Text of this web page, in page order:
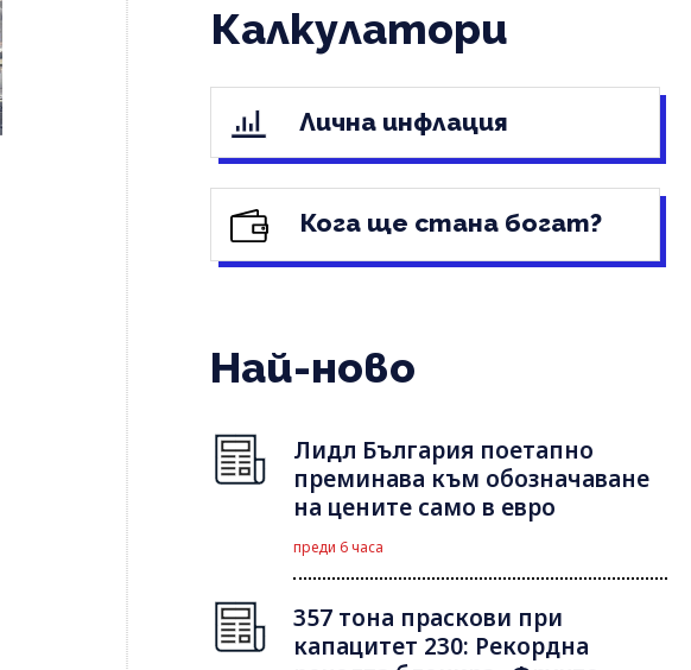
Калкулатори
Лична инфлация
Кога ще стана богат?
Най-ново
Лидл България поетапно
преминава към обозначаване
на цените само в евро
преди 6 часа
357 тона праскови при
капацитет 230: Рекордна